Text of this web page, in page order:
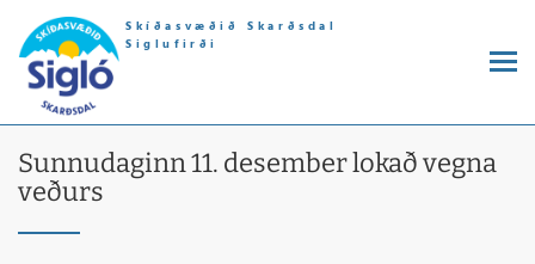
Skíðasvæðið Skarðsdal
Siglufirði
Sunnudaginn 11. desember lokað vegna
veðurs